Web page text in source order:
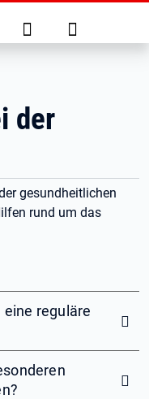
Suche Anmelden
der
gesundheitlichen
rund um das
reguläre